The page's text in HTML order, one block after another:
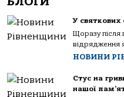
У святкових
Щоразу після
відрядження
НОВИНИ
Стус на
нашої